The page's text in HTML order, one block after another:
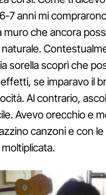
7 anni mi
muro che ancora
naturale.
sorella scoprì che
se imparavo il
Al contrario,
Avevo orecchio e
canzoni e con